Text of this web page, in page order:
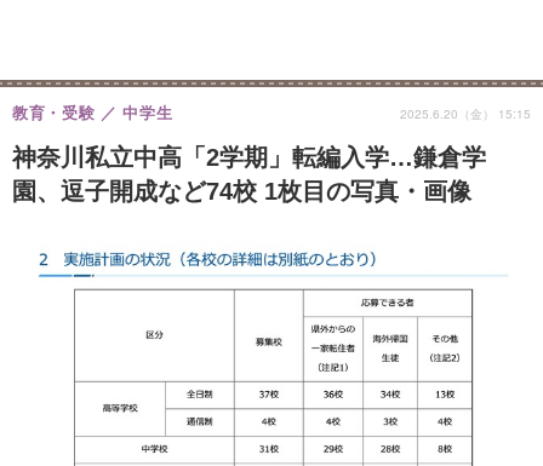
神奈川私立中高「2学期」転編入学…鎌倉学
園、逗子開成など74校 1枚目の写真・画像
教育・受験 中学生 2025.6.20（金） 15:15